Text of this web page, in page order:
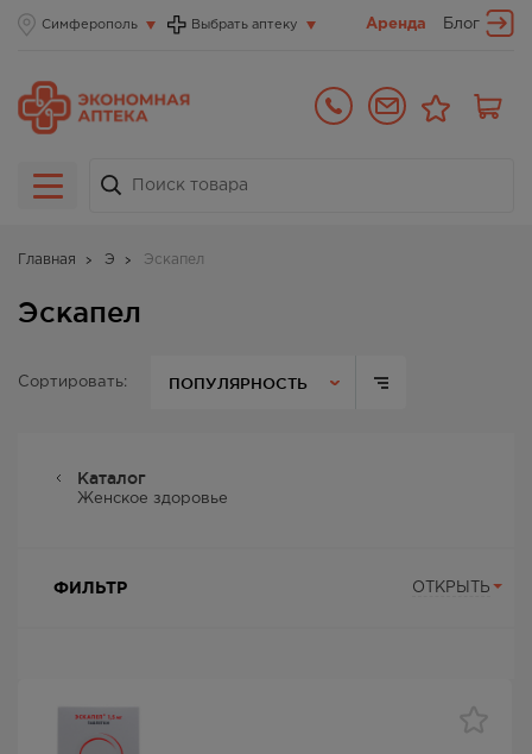
Симферополь Выбрать аптеку Аренда Блог
Главная Э Эскапел
Эскапел
Сортировать: ПОПУЛЯРНОСТЬ
Каталог
Женское здоровье
ФИЛЬТР ОТКРЫТЬ